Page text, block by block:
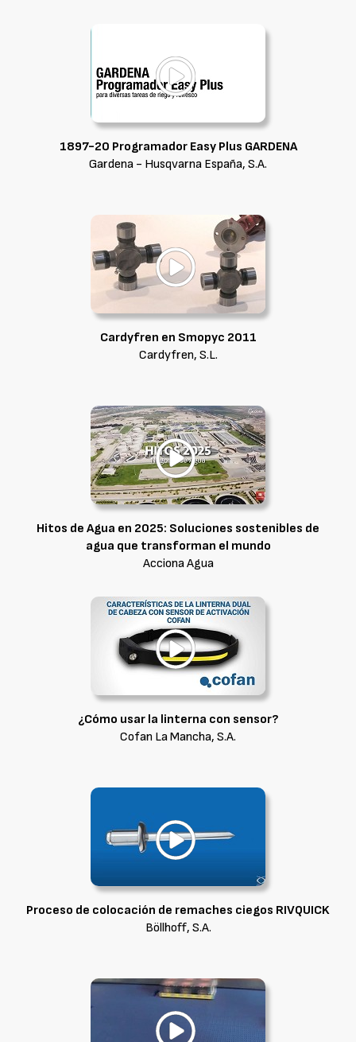
1897-20 Programador Easy Plus GARDENA
Gardena - Husqvarna España, S.A.
Cardyfren en Smopyc 2011
Cardyfren, S.L.
Hitos de Agua en 2025: Soluciones sostenibles de
agua que transforman el mundo
Acciona Agua
¿Cómo usar la linterna con sensor?
Cofan La Mancha, S.A.
Proceso de colocación de remaches ciegos RIVQUICK
Böllhoff, S.A.